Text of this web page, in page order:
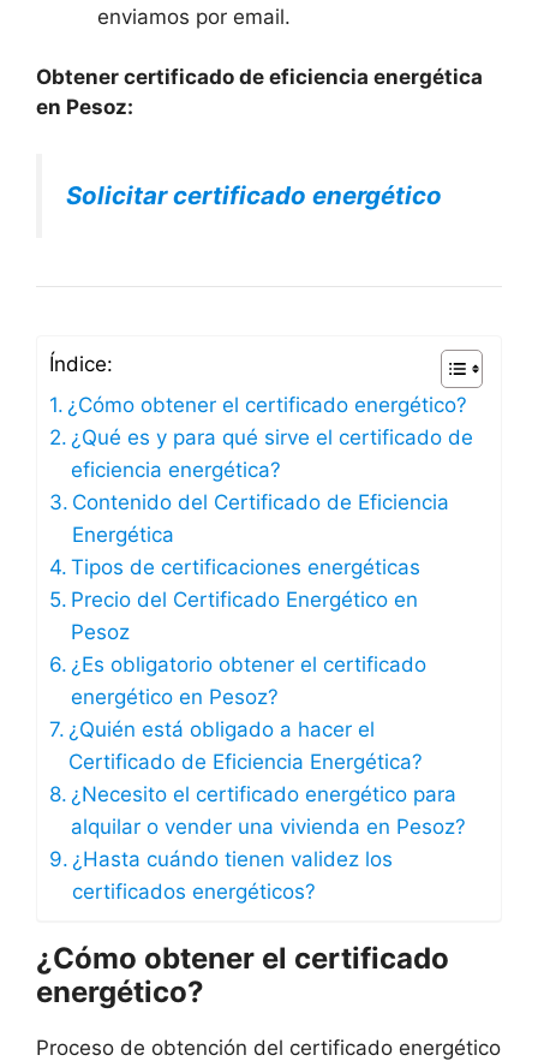
enviamos por email.
Obtener certificado de eficiencia energética
en Pesoz:
Solicitar certificado energético
Índice:
¿Cómo obtener el certificado energético?
¿Qué es y para qué sirve el certificado de
eficiencia energética?
Contenido del Certificado de Eficiencia
Energética
Tipos de certificaciones energéticas
Precio del Certificado Energético en
Pesoz
¿Es obligatorio obtener el certificado
energético en Pesoz?
¿Quién está obligado a hacer el
Certificado de Eficiencia Energética?
¿Necesito el certificado energético para
alquilar o vender una vivienda en Pesoz?
¿Hasta cuándo tienen validez los
certificados energéticos?
¿Cómo obtener el certificado
energético?
Proceso de obtención del certificado energético